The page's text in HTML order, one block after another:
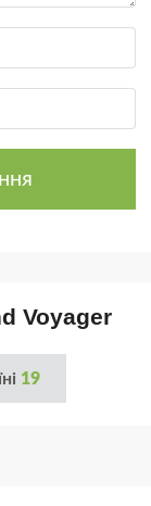
Voyager
19